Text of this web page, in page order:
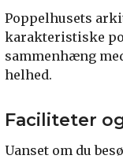
Poppelhusets
karakteristiske
sammenhæng
helhed.
Faciliteter
Uanset om du